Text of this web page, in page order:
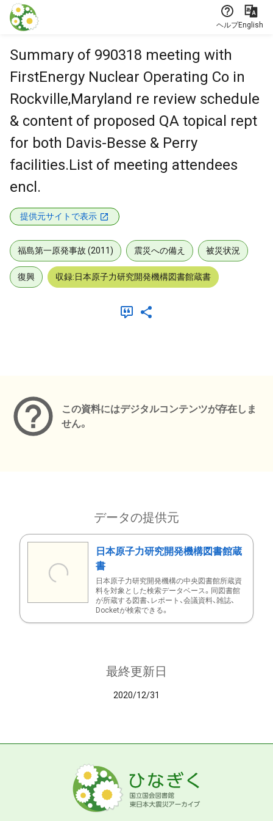
本文に飛ぶ
ヘルプEnglish
Summary of 990318 meeting with
FirstEnergy Nuclear Operating Co in
Rockville,Maryland re review schedule
& content of proposed QA topical rept
for both Davis-Besse & Perry
facilities.List of meeting attendees
encl.
提供元サイトで表示
福島第一原発事故 (2011) 震災への備え 被災状況
復興 収録:日本原子力研究開発機構図書館蔵書
この資料にはデジタルコンテンツが存在しま
せん。
データの提供元
日本原子力研究開発機構図書館蔵
書
日本原子力研究開発機構の中央図書館所蔵資
料を対象とした検索データベース。同図書館
が所蔵する図書、レポート、会議資料、雑誌、
Docketが検索できる。
最終更新日
2020/12/31